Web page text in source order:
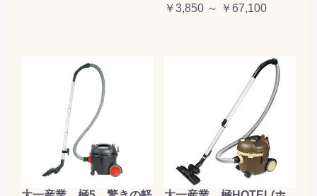
￥3,850 ～ ￥67,100